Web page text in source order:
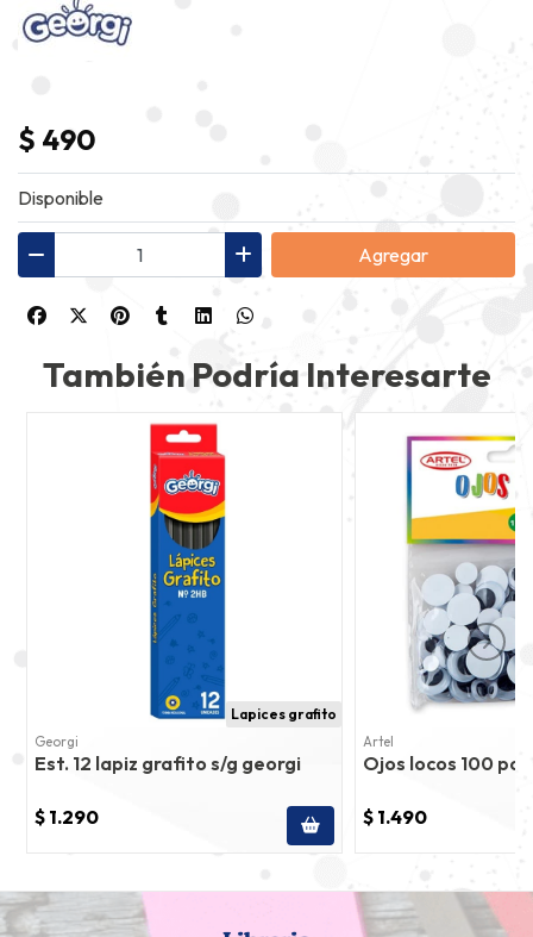
$ 490
Disponible
Agregar
También Podría Interesarte
Lapices grafito
Georgi
Est. 12 lapiz grafito s/g georgi
$ 1.290
Artel
Ojos locos 100 pcs
$ 1.490